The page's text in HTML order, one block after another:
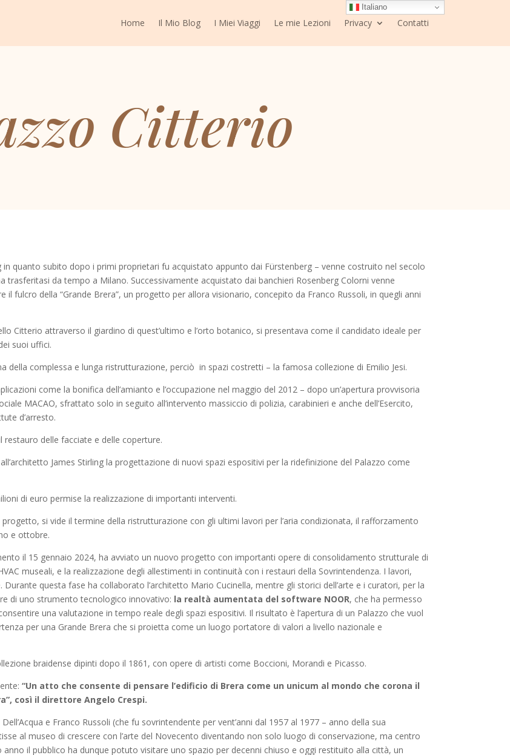
Home Il Mio Blog I Miei Viaggi Le mie Lezioni Privacy Contatti
Citterio
quanto subito dopo i primi proprietari fu acquistato appunto dai Fürstenberg – venne costruito nel secolo
trasferitasi da tempo a Milano. Successivamente acquistato dai banchieri Rosenberg Colorni venne
fulcro della “Grande Brera”, un progetto per allora visionario, concepito da Franco Russoli, in quegli anni
Citterio attraverso il giardino di quest’ultimo e l’orto botanico, si presentava come il candidato ideale per
suoi uffici.
della complessa e lunga ristrutturazione, perciò in spazi costretti – la famosa collezione di Emilio Jesi.
come la bonifica dell’amianto e l’occupazione nel maggio del 2012 – dopo un’apertura provvisoria
MACAO, sfrattato solo in seguito all’intervento massiccio di polizia, carabinieri e anche dell’Esercito,
d’arresto.
restauro delle facciate e delle coperture.
James Stirling la progettazione di nuovi spazi espositivi per la ridefinizione del Palazzo come
di euro permise la realizzazione di importanti interventi.
si vide il termine della ristrutturazione con gli ultimi lavori per l’aria condizionata, il rafforzamento
e ottobre.
il 15 gennaio 2024, ha avviato un nuovo progetto con importanti opere di consolidamento strutturale di
museali, e la realizzazione degli allestimenti in continuità con i restauri della Sovrintendenza. I lavori,
questa fase ha collaborato l’architetto Mario Cucinella, mentre gli storici dell’arte e i curatori, per la
di uno strumento tecnologico innovativo: la realtà aumentata del software NOOR, che ha permesso
una valutazione in tempo reale degli spazi espositivi. Il risultato è l’apertura di un Palazzo che vuol
per una Grande Brera che si proietta come un luogo portatore di valori a livello nazionale e
braidense dipinti dopo il 1861, con opere di artisti come Boccioni, Morandi e Picasso.
“Un atto che consente di pensare l’edificio di Brera come un unicum al mondo che corona il
così il direttore Angelo Crespi.
e Franco Russoli (che fu sovrintendente per vent’anni dal 1957 al 1977 – anno della sua
al museo di crescere con l’arte del Novecento diventando non solo luogo di conservazione, ma centro
anno il pubblico ha dunque potuto visitare uno spazio per decenni chiuso e oggi restituito alla città, un
Italiano